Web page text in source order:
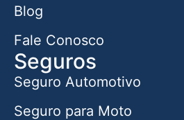
Blog
Fale Conosco
Seguros
Seguro Automotivo
Seguro para Moto